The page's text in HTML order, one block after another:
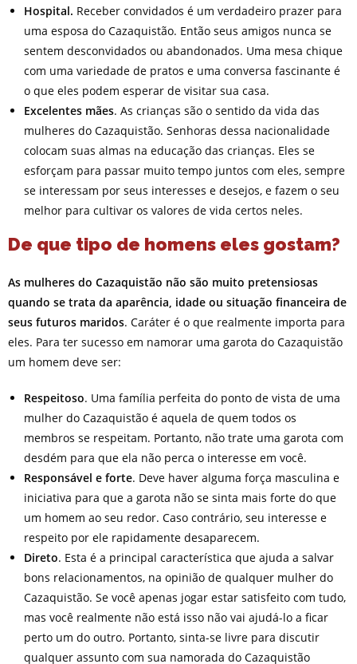
Hospital. Receber convidados é um verdadeiro prazer para
uma esposa do Cazaquistão. Então seus amigos nunca se
sentem desconvidados ou abandonados. Uma mesa chique
com uma variedade de pratos e uma conversa fascinante é
o que eles podem esperar de visitar sua casa.
Excelentes mães. As crianças são o sentido da vida das
mulheres do Cazaquistão. Senhoras dessa nacionalidade
colocam suas almas na educação das crianças. Eles se
esforçam para passar muito tempo juntos com eles, sempre
se interessam por seus interesses e desejos, e fazem o seu
melhor para cultivar os valores de vida certos neles.
De que tipo de homens eles gostam?
As mulheres do Cazaquistão não são muito pretensiosas
quando se trata da aparência, idade ou situação financeira de
seus futuros maridos. Caráter é o que realmente importa para
eles. Para ter sucesso em namorar uma garota do Cazaquistão
um homem deve ser:
Respeitoso. Uma família perfeita do ponto de vista de uma
mulher do Cazaquistão é aquela de quem todos os
membros se respeitam. Portanto, não trate uma garota com
desdém para que ela não perca o interesse em você.
Responsável e forte. Deve haver alguma força masculina e
iniciativa para que a garota não se sinta mais forte do que
um homem ao seu redor. Caso contrário, seu interesse e
respeito por ele rapidamente desaparecem.
Direto. Esta é a principal característica que ajuda a salvar
bons relacionamentos, na opinião de qualquer mulher do
Cazaquistão. Se você apenas jogar estar satisfeito com tudo,
mas você realmente não está isso não vai ajudá-lo a ficar
perto um do outro. Portanto, sinta-se livre para discutir
qualquer assunto com sua namorada do Cazaquistão